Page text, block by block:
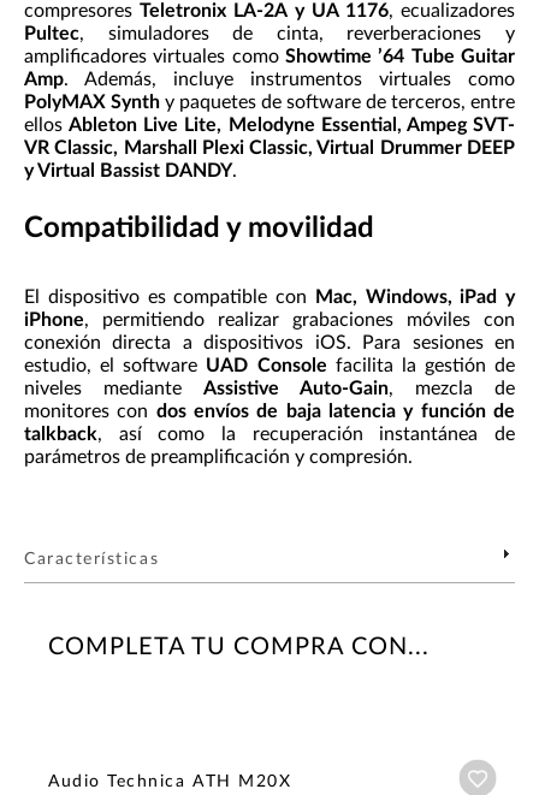
compresoresTeletronix LA-2A y UA 1176, ecualizadores
Pultec, simuladores de cinta, reverberaciones y
amplificadores virtuales como Showtime ’64 Tube Guitar
Amp. Además, incluye instrumentos virtuales como
PolyMAX Synth y paquetes de software de terceros, entre
ellosAbleton Live Lite, Melodyne Essential, Ampeg SVT-
VR Classic, Marshall Plexi Classic, Virtual Drummer DEEP
y Virtual Bassist DANDY.
Compatibilidad y movilidad
El dispositivo es compatible con
Mac, Windows, iPad y
iPhone, permitiendo realizar grabaciones móviles con
conexión directa a dispositivos iOS. Para sesiones en
estudio, el software UAD Console facilita la gestión de
niveles mediante Assistive Auto-Gain, mezcla de
monitores con dos envíos de baja latencia y función de
talkback, así como la recuperación instantánea de
parámetros de preamplificación y compresión.
Características
COMPLETA TU COMPRA CON...
Audio Technica ATH M20X